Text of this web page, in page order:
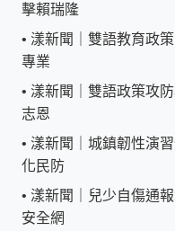
擊賴瑞隆
• 漾新聞｜雙語教育政
專業
• 漾新聞｜雙語政策攻
志恩
• 漾新聞｜城鎮韌性演
化民防
• 漾新聞｜兒少自傷通
安全網